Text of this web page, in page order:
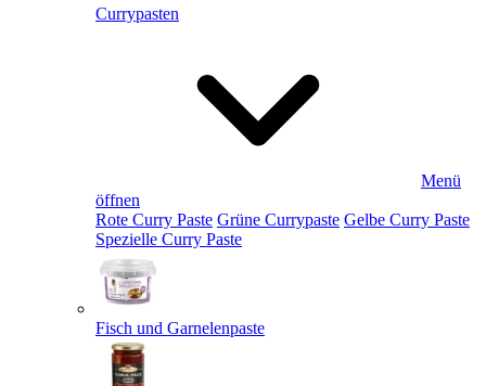
Currypasten
Menü
öffnen
Rote Curry Paste Grüne Currypaste Gelbe Curry Paste
Spezielle Curry Paste
Fisch und Garnelenpaste